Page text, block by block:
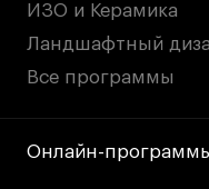
ИЗО и Керамика
Ландшафтный
Все программы
Онлайн-